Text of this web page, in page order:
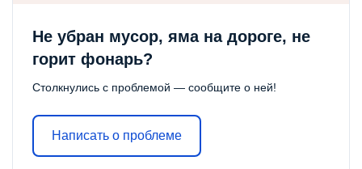
Не убран мусор, яма на дороге, не
горит фонарь?
Столкнулись с проблемой — сообщите о ней!
Написать о проблеме